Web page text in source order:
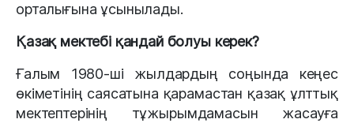
орталығына ұсынылады.
Қазақ мектебі қандай болуы керек?
Ғалым 1980-ші жылдардың соңында кеңес
өкіметінің саясатына қарамастан қазақ ұлттық
мектептерінің тұжырымдамасын жасауға